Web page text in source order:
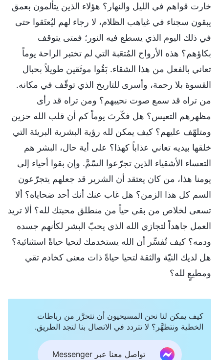
خارت قواهم في الليل والنهار؟ هؤلاء الذين يتألمون بعمق
يبقون سجناء في غياهب الظلام، لا رجاء لهم ليُعتَقوا حتى
في ذلك اليوم الذي يسطع فيه النور؛ فمتى يتوقف
بكاؤهم؟ هذه الأرواح المُتعَبة التي لم تختبر الراحة يوماً
تعاني بالفعل من هذا الشقاء. بَقُوا موثَقين طويلاً بحبال
القسوة بلا رحمة، وأسرى للتاريخ الذي توقّف في مكانه.
من تراه قد سمع صوت نحيبهم؟ ومن تراه قد رأى
مظهرهم التعيس؟ هل فكّرتَ يوماً كم أن قلب الله حزين
ومتلهّف عليهم؟ كيف يمكن لله رؤية البشرية البريئة التي
خلقها بيديه تعاني عذاباً كهذا؟ على أية حال، البشر هم
التعساء الأشقياء الذين تجرّعوا السّمَّ. وإن بقوا أحياء إلى
يومنا هذا، من كان يعتقد أن الشرير قد جعلهم يتجرّعون
السم كل هذا الزمن؟ هل غاب عنك أنك أحد ضحاياه؟ ألا
تسعى لخلاص من بقي حياً من منطلق محبتك لله؟ ألا تريد
العمل جاهداً لتجازي الله الذي يحبّ البشر لكأنهم جسده
ودمه؟ كيف تُفسِّر أن الله يستخدمك لتحيا حياةً استثنائية؟
هل لديك النيّة والثقة لتحيا حياةً ذات معنى كخادم تقي
ومطيعٍ لله؟
كيف يمكن لنا نحن المسيحيون أن نتحرَّر من رباطات
الخطية ونتطهَّر؟ لا تتردد في الاتصال بنا لتجد الطريق.
تواصل معنا عبر Messenger